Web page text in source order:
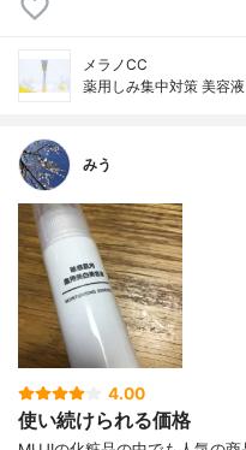
メラノCC
薬用しみ集中対策 美容液
みう
4.00
使い続けられる価格